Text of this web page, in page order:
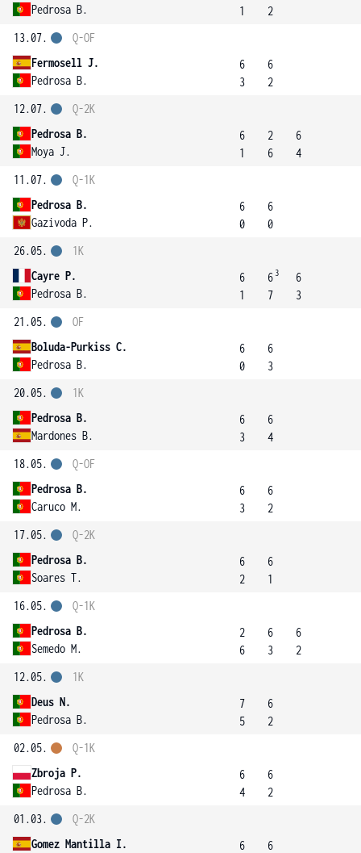
Pedrosa B. 1
2
13.07.
Fermosell J.
Pedrosa B.
Q-OF
6
3
6
2
12.07.
Pedrosa B.
Moya J.
Q-2K
6
1
2
6
6
4
11.07.
Pedrosa B.
Gazivoda P.
Q-1K
6
0
6
0
26.05.
Cayre P.
Pedrosa B.
1K
6
1
6 3
7
6
3
21.05.
Boluda-Purkiss C.
Pedrosa B.
OF
6
0
6
3
20.05.
Pedrosa B.
Mardones B.
1K
6
3
6
4
18.05.
Pedrosa B.
Caruco M.
Q-OF
6
3
6
2
17.05.
Pedrosa B.
Soares T.
Q-2K
6
2
6
1
16.05.
Pedrosa B.
Semedo M.
Q-1K
2
6
6
3
6
2
12.05.
Deus N.
Pedrosa B.
1K
7
5
6
2
02.05.
Zbroja P.
Pedrosa B.
Q-1K
6
4
6
2
01.03.
Gomez Mantilla I.
Q-2K
6
6